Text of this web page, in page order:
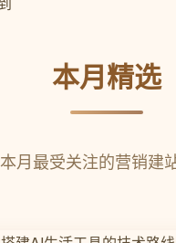
本月精选
本月最受关注的营销建